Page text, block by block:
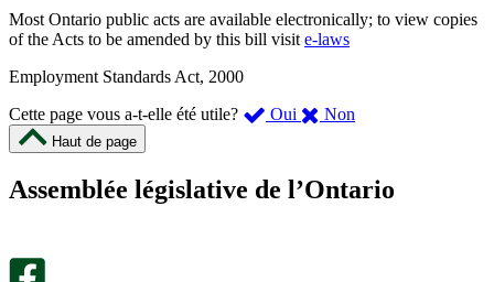
Most Ontario public acts are available electronically; to view copies
of the Acts to be amended by this bill visit e-laws
Employment Standards Act, 2000
Cette page vous a-t-elle été utile?
Oui ,
été
Non
m’a
Haut de page
Assemblée législative de l’Ontario